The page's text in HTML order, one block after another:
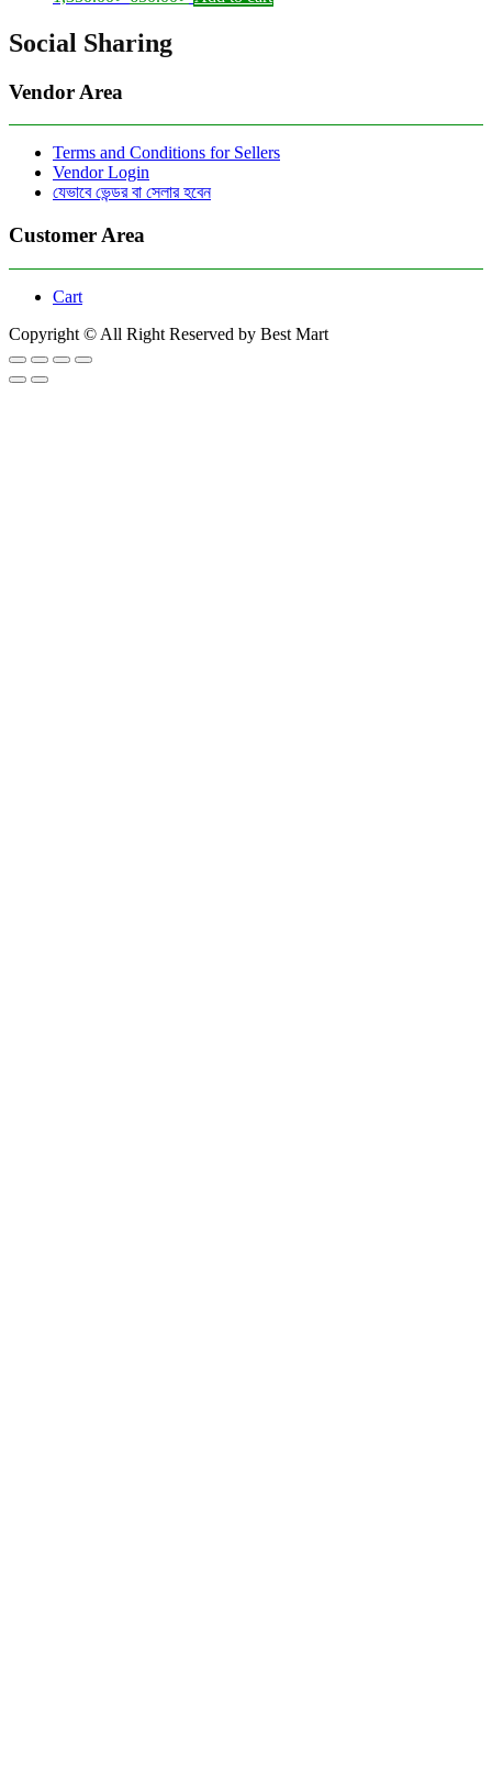
was:
1,350.00৳ .
Social Sharing
Vendor Area
Terms and Conditions for Sellers
Vendor Login
যেভাবে ভেন্ডর বা সেলার হবেন
Customer Area
Cart
Copyright © All Right Reserved by Best Mart